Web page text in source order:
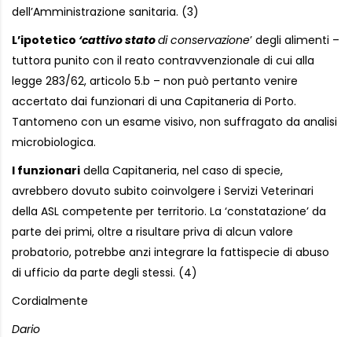
dell’Amministrazione sanitaria. (3)
L’ipotetico ‘cattivo statodi conservazione’ degli alimenti –
tuttora punito con il reato contravvenzionale di cui alla
legge 283/62, articolo 5.b – non può pertanto venire
accertato dai funzionari di una Capitaneria di Porto.
Tantomeno con un esame visivo, non suffragato da analisi
microbiologica.
I funzionari della Capitaneria, nel caso di specie,
avrebbero dovuto subito coinvolgere i Servizi Veterinari
della ASL competente per territorio. La ‘constatazione’ da
parte dei primi, oltre a risultare priva di alcun valore
probatorio, potrebbe anzi integrare la fattispecie di abuso
di ufficio da parte degli stessi. (4)
Cordialmente
Dario